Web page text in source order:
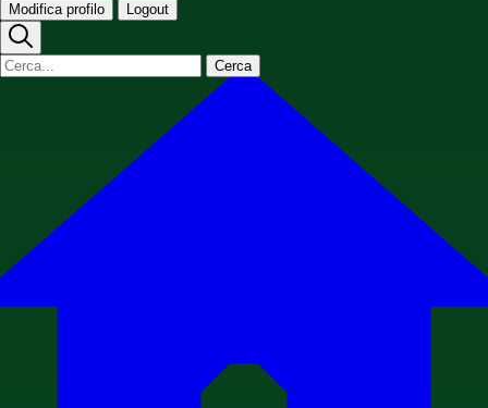
Modifica profilo Logout
Cerca